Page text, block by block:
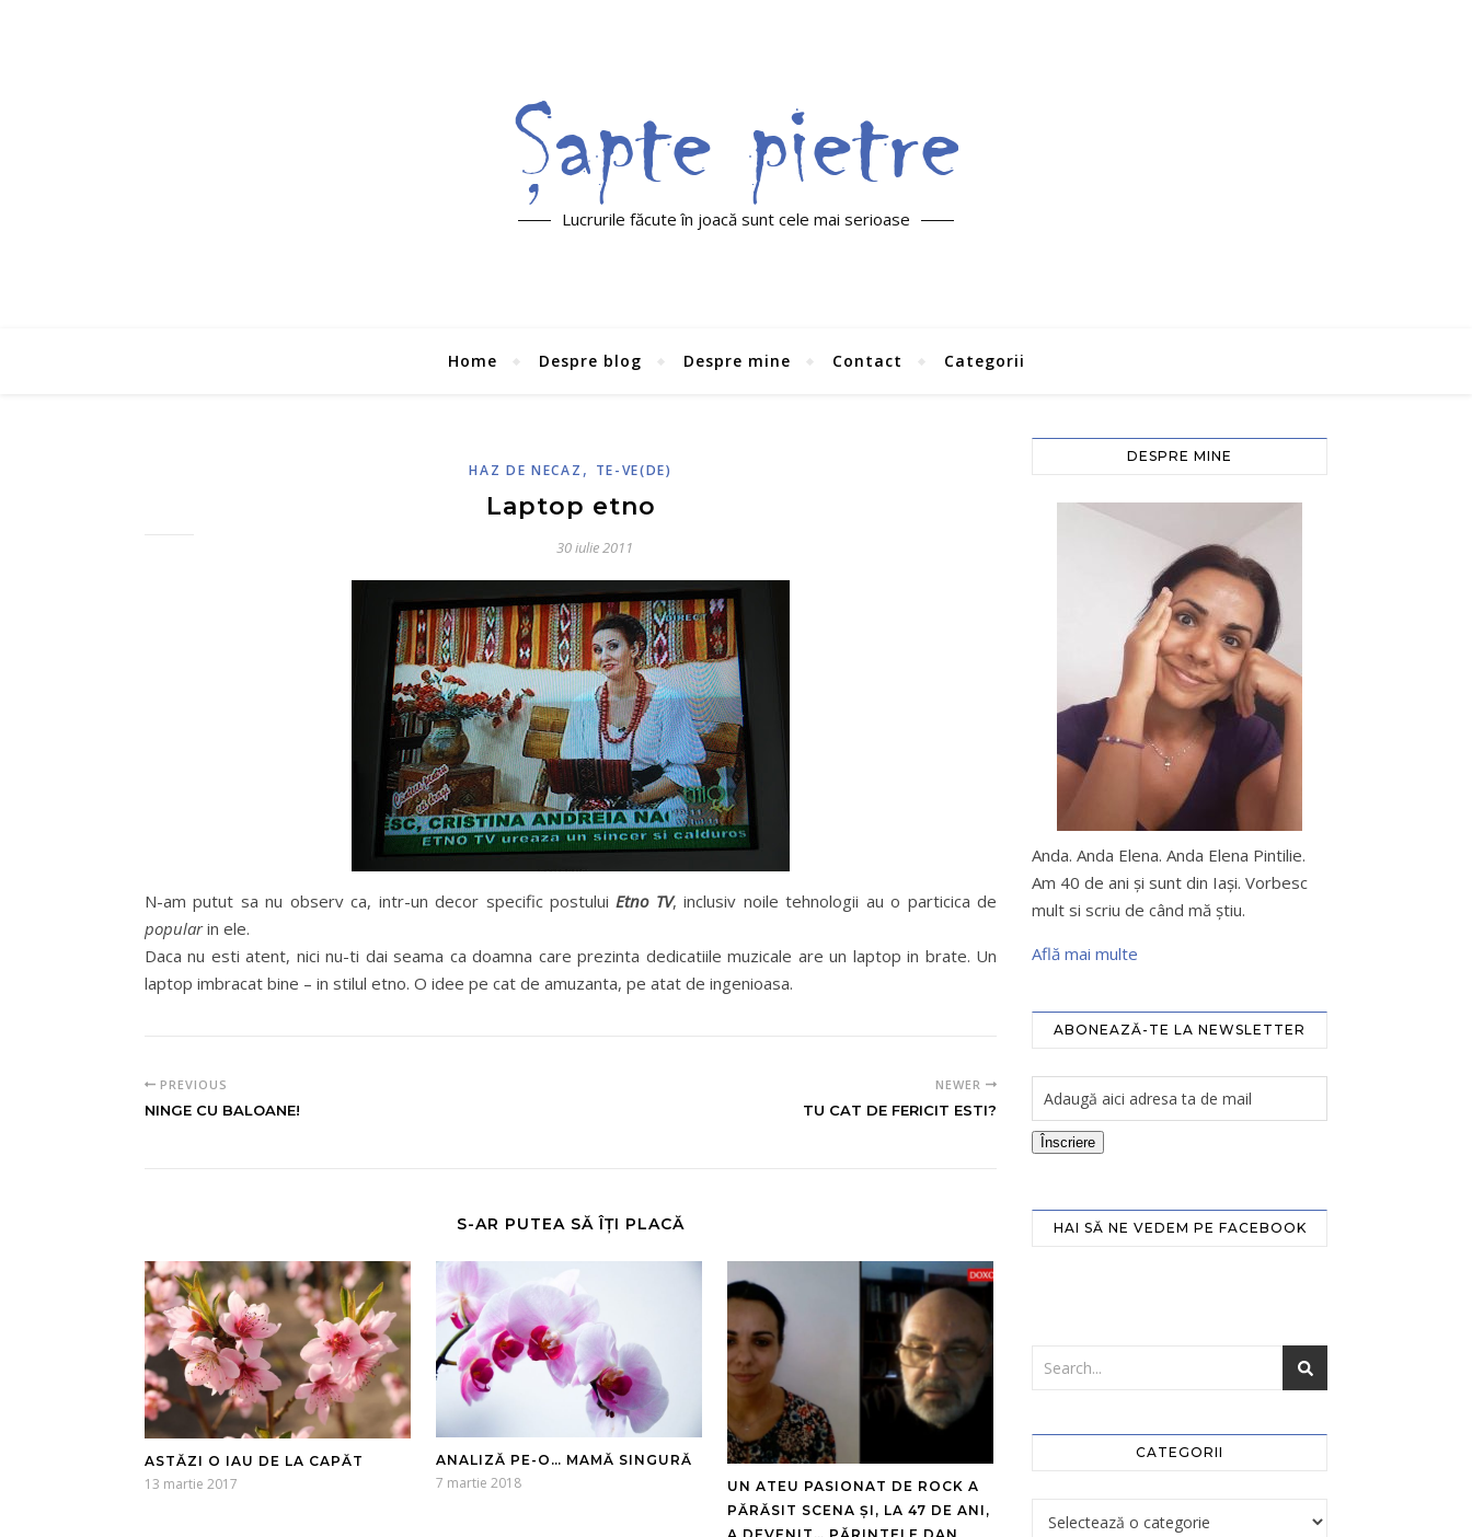
Lucrurile făcute în joacă sunt cele mai serioase
Home Despre blog Despre mine Contact Categorii
HAZ DE NECAZ , TE-VE(DE)
Laptop etno
30 iulie 2011
N-am putut sa nu observ ca, intr-un decor specific postuluiEtno TV, inclusiv noile tehnologii au o particica de
popularin ele.
Daca nu esti atent, nici nu-ti dai seama ca doamna care prezinta dedicatiile muzicale are un laptop in brate. Un
laptop imbracat bine – in stilul etno. O idee pe cat de amuzanta, pe atat de ingenioasa.
PREVIOUS
NINGE CU BALOANE!
NEWER
TU CAT DE FERICIT ESTI?
S-AR PUTEA SĂ ÎȚI PLACĂ
ASTĂZI O IAU DE LA CAPĂT
13 martie 2017
ANALIZĂ PE-O… MAMĂ SINGURĂ
7 martie 2018
UN ATEU PASIONAT DE ROCK A
PĂRĂSIT SCENA ȘI, LA 47 DE ANI,
DESPRE MINE
Anda. Anda Elena. Anda Elena Pintilie.
Am 40 de ani şi sunt din Iaşi. Vorbesc
mult si scriu de când mă ştiu.
Află mai multe
ABONEAZĂ-TE LA NEWSLETTER
Înscriere
HAI SĂ NE VEDEM PE FACEBOOK
CATEGORII